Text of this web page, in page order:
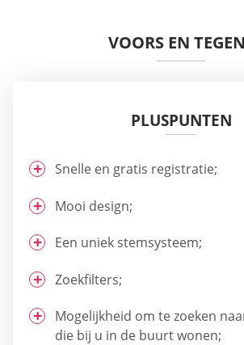
VOORS EN
PLUSPUNTEN
Snelle en gratis registratie;
Mooi design;
Een uniek stemsysteem;
Zoekfilters;
Mogelijkheid om te zoeken
die bij u in de buurt wonen;